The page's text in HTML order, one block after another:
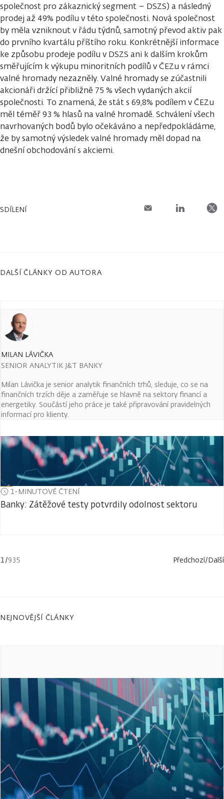
společnost pro zákaznický segment – DSZS) a následný
prodej až 49% podílu v této společnosti. Nová společnost
by měla vzniknout v řádu týdnů, samotný převod aktiv pak
do prvního kvartálu příštího roku. Konkrétnější informace
ke způsobu prodeje podílu v DSZS ani k dalším krokům
směřujícím k výkupu minoritních podílů v ČEZu v rámci
valné hromady nezazněly. Valné hromady se zúčastnili
akcionáři držící přibližně 75 % všech vydaných akcií
společnosti. To znamená, že stát s 69,8% podílem v ČEZu
měl téměř 93 % hlasů na valné hromadě. Schválení všech
navrhovaných bodů bylo očekáváno a nepředpokládáme,
že by samotný výsledek valné hromady měl dopad na
dnešní obchodování s akciemi.
SDÍLENÍ
DALŠÍ ČLÁNKY OD AUTORA
MILAN LÁVIČKA
SENIOR ANALYTIK J&T BANKY
Milan Lávička je senior analytik finančních trhů, sleduje, co se na
finančních trzích děje a zaměřuje se hlavně na sektory financí a
energetiky. Součástí jeho práce je také připravování pravidelných
informací pro klienty.
1-MINUTOVÉ ČTENÍ
Banky: Zátěžové testy potvrdily odolnost sektoru
1/935 Předchozí/Další
NEJNOVĚJŠÍ ČLÁNKY